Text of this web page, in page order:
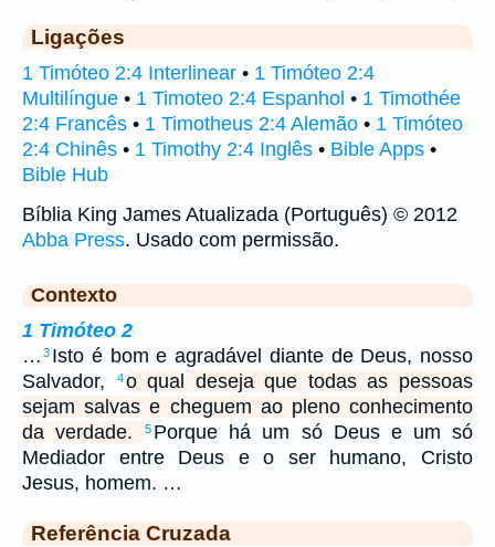
Ligações
1 Timóteo 2:4 Interlinear • 1 Timóteo 2:4
Multilíngue • 1 Timoteo 2:4 Espanhol • 1 Timothée
2:4 Francês • 1 Timotheus 2:4 Alemão • 1 Timóteo
2:4 Chinês • 1 Timothy 2:4 Inglês • Bible Apps •
Bible Hub
Bíblia King James Atualizada (Português) © 2012
Abba Press. Usado com permissão.
Contexto
1 Timóteo 2
… 3 Isto é bom e agradável diante de Deus, nosso
Salvador,
4 o qual deseja que todas as pessoas
sejam salvas e cheguem ao pleno conhecimento
da verdade.
5 Porque há um só Deus e um só
Mediador entre Deus e o ser humano, Cristo
Jesus, homem. …
Referência Cruzada